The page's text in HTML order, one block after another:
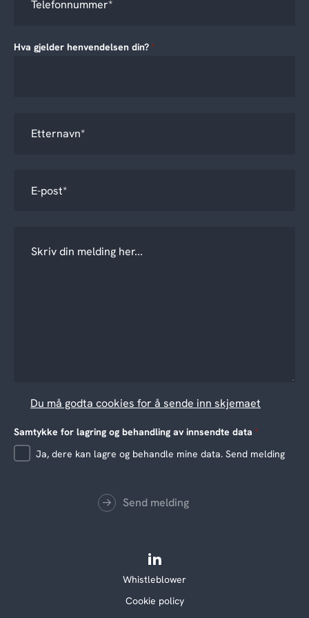
Hva gjelder henvendelsen din? *
Du må godta cookies for å sende inn skjemaet
Samtykke for lagring og behandling av innsendte data *
Ja, dere kan lagre og behandle mine data. Send melding
Send melding
Whistleblower
Cookie policy